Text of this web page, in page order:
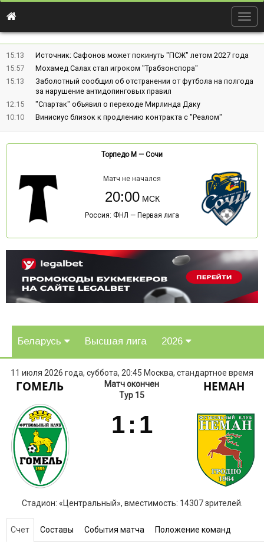
15:13
Источник: Сафонов может покинуть "ПСЖ" летом 2027 года
15:57
Мохамед Салах стал игроком "Трабзонспора"
15:13
Заболотный сообщил об отстранении от футбола на полгода
за нарушение антидопинговых правил
12:15
"Спартак" объявил о переходе Мирлинда Даку
10:10
Винисиус близок к продлению контракта с "Реалом"
Торпедо М — Сочи
Матч не начался
20:00
Россия: ФНЛ — Первая лига
Беларусь Высшая лига 2026
11 июля 2026 года, суббота, 20:45 Москва, стандартное время
ГОМЕЛЬ
Матч окончен
Тур 15
1: 1
НЕМАН
Стадион: «Центральный», вместимость: 14307 зрителей.
Счет Составы События матча Положение команд